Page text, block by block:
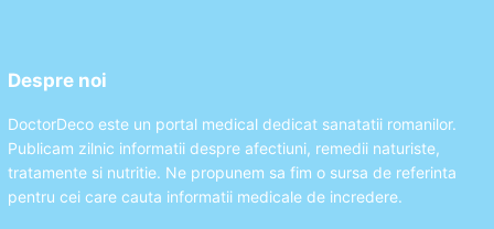
Despre noi
DoctorDeco este un portal medical dedicat sanatatii romanilor.
Publicam zilnic informatii despre afectiuni, remedii naturiste,
tratamente si nutritie. Ne propunem sa fim o sursa de referinta
pentru cei care cauta informatii medicale de incredere.